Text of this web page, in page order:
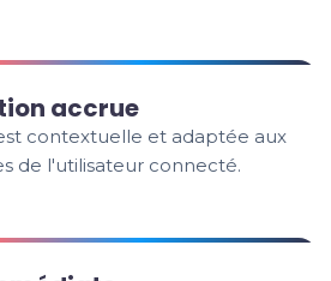
accrue
contextuelle et adaptée aux
de l'utilisateur connecté.